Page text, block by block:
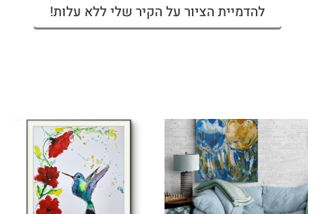
להדמיית הציור על הקיר שלי ללא עלות!